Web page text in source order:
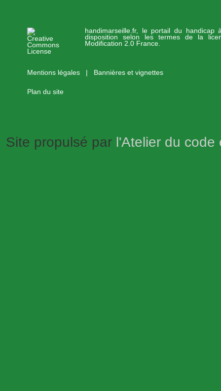
handimarseille.fr, le portail du handicap
disposition selon les termes de la
Modification 2.0 France.
Mentions légales Bannières et vignettes
Plan du site
Site propulsé par l'Atelier du